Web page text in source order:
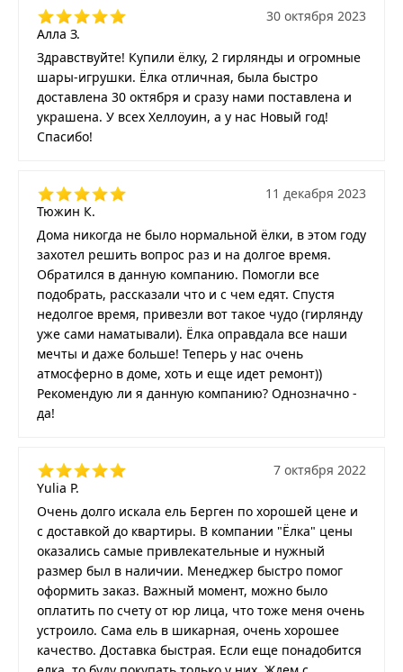
Алла З.
30 октября 2023
Здравствуйте! Купили ёлку, 2 гирлянды и огромные
шары-игрушки. Ёлка отличная, была быстро
доставлена 30 октября и сразу нами поставлена и
украшена. У всех Хеллоуин, а у нас Новый год!
Спасибо!
Тюжин К.
11 декабря 2023
Дома никогда не было нормальной ёлки, в этом году
захотел решить вопрос раз и на долгое время.
Обратился в данную компанию. Помогли все
подобрать, рассказали что и с чем едят. Спустя
недолгое время, привезли вот такое чудо (гирлянду
уже сами наматывали). Ёлка оправдала все наши
мечты и даже больше! Теперь у нас очень
атмосферно в доме, хоть и еще идет ремонт))
Рекомендую ли я данную компанию? Однозначно -
да!
Yulia P.
7 октября 2022
Очень долго искала ель Берген по хорошей цене и
с доставкой до квартиры. В компании "Ёлка" цены
оказались самые привлекательные и нужный
размер был в наличии. Менеджер быстро помог
оформить заказ. Важный момент, можно было
оплатить по счету от юр лица, что тоже меня очень
устроило. Сама ель в шикарная, очень хорошее
качество. Доставка быстрая. Если еще понадобится